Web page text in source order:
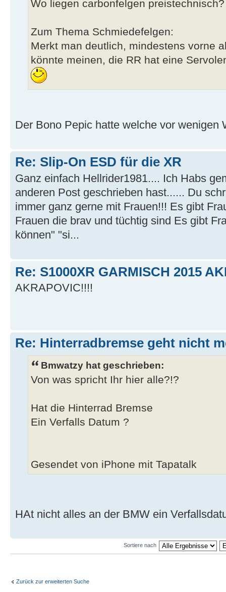
Wo liegen carbonfelgen preistechnisch?
Zum Thema Schmiedefelgen:
Merkt man deutlich, mindestens vorne
könnte meinen, die RR hat eine
Der Bono Pepic hatte welche vor wenigen
Re: Slip-On ESD für die XR
Ganz einfach Hellrider1981.... Ich Habs
anderen Post geschrieben hast...... Du
immer ganz gerne mit Frauen!!! Es gibt
Frauen die brav und tüchtig sind Es gibt
können" "si...
Re: S1000XR GARMISCH 2015
AKRAPOVIC!!!!
Re: Hinterradbremse geht nicht
Bmwatzy hat geschrieben:
Von was spricht Ihr hier alle?!?
Hat die Hinterrad Bremse
Ein Verfalls Datum ?
Gesendet von iPhone mit Tapatalk
HAt nicht alles an der BMW ein
Sortiere nach
Zurück zur erweiterten Suche